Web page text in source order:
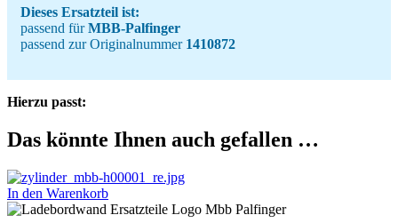
Dieses Ersatzteil ist:
passend fürMBB-Palfinger
passend zur Originalnummer 1410872
Hierzu passt:
Das könnte Ihnen auch gefallen …
In den Warenkorb